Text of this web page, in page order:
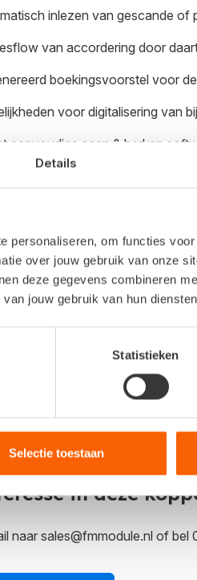
Details
personaliseren, om functies
over jouw gebruik van onze
deze gegevens combineren
jouw gebruik van hun
Statistieken
Selectie toestaan
inlezen van gescande of
van accordering door
boekingsvoorstel voor
voor digitalisering van
eenvoudige scan & herken
door NL familiebedrijf VWC
lijnen en snel contact
cloud software
koppeling /
zelf zijn geen kosten
vanaf € 19,95 per maand.
in deze
naar sales@fmmodule.nl of